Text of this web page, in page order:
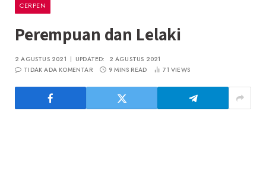
CERPEN
Perempuan dan Lelaki
2 AGUSTUS 2021 UPDATED:
2 AGUSTUS 2021
TIDAK ADA KOMENTAR
9 MINS READ 71VIEWS